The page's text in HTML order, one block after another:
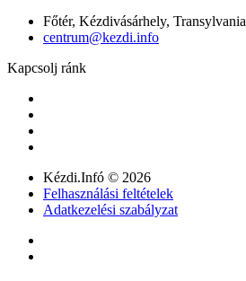
Főtér, Kézdivásárhely, Transylvania
centrum@kezdi.info
Kapcsolj ránk
Kézdi.Infó © 2026
Felhasználási feltételek
Adatkezelési szabályzat